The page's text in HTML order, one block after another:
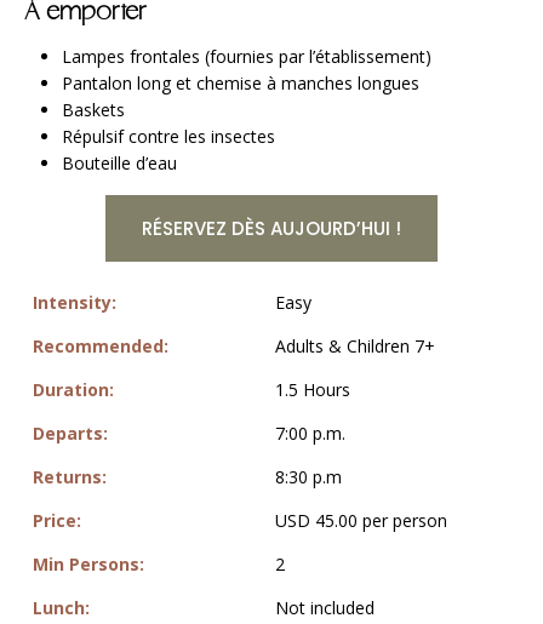
À emporter
Lampes frontales (fournies par l’établissement)
Pantalon long et chemise à manches longues
Baskets
Répulsif contre les insectes
Bouteille d’eau
RÉSERVEZ DÈS AUJOURD’HUI !
Intensity:
Easy
Recommended:
Adults & Children 7+
Duration:
1.5 Hours
Departs:
7:00 p.m.
Returns:
8:30 p.m
Price:
USD 45.00 per person
Min Persons:
2
Lunch:
Not included